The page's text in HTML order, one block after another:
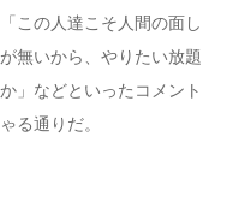
この人達こそ人間の面し
無いから、やりたい放題
」などといったコメント
る通りだ。